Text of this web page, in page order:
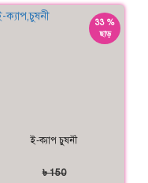
33 %
ছাড়
ই-ক্যাপ চুষনী
৳ 150